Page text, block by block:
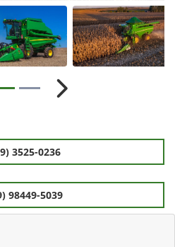
Próximo
3525-0236
98449-5039